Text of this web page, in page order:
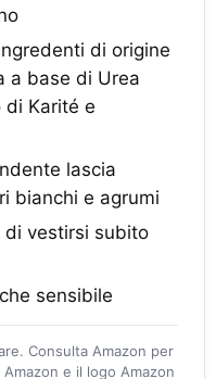
di origine
a base di Urea
di Karité e
lascia
bianchi e agrumi
di vestirsi subito
sensibile
Consulta Amazon per
e il logo Amazon